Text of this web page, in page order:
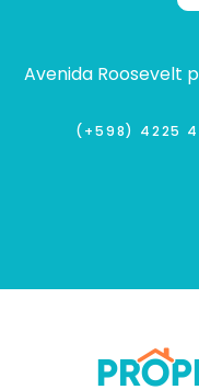
Avenida Roosevelt
(+598) 4225